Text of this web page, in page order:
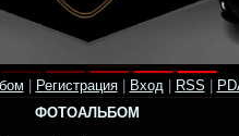
Регистрация| Вход| RSS
ФОТОАЛЬБОМ